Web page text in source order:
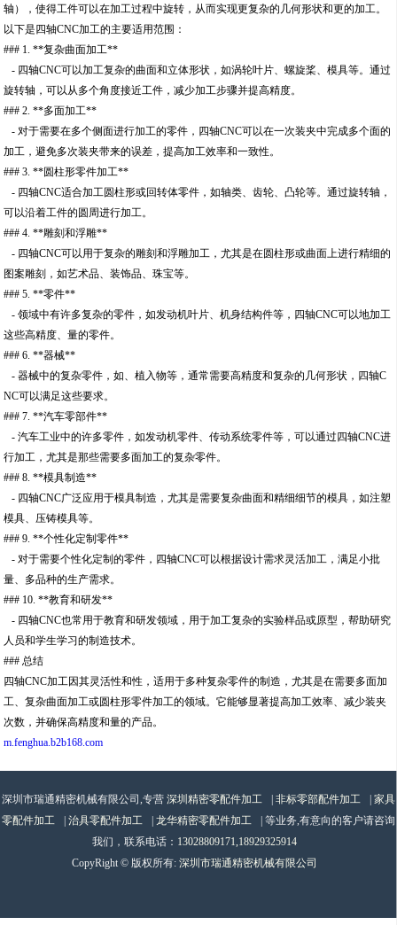
轴），使得工件可以在加工过程中旋转，从而实现更复杂的几何形状和更的加工。
以下是四轴CNC加工的主要适用范围：
### 1. **复杂曲面加工**
- 四轴CNC可以加工复杂的曲面和立体形状，如涡轮叶片、螺旋桨、模具等。通过
旋转轴，可以从多个角度接近工件，减少加工步骤并提高精度。
### 2. **多面加工**
- 对于需要在多个侧面进行加工的零件，四轴CNC可以在一次装夹中完成多个面的
加工，避免多次装夹带来的误差，提高加工效率和一致性。
### 3. **圆柱形零件加工**
- 四轴CNC适合加工圆柱形或回转体零件，如轴类、齿轮、凸轮等。通过旋转轴，
可以沿着工件的圆周进行加工。
### 4. **雕刻和浮雕**
- 四轴CNC可以用于复杂的雕刻和浮雕加工，尤其是在圆柱形或曲面上进行精细的
图案雕刻，如艺术品、装饰品、珠宝等。
### 5. **零件**
- 领域中有许多复杂的零件，如发动机叶片、机身结构件等，四轴CNC可以地加工
这些高精度、量的零件。
### 6. **器械**
- 器械中的复杂零件，如、植入物等，通常需要高精度和复杂的几何形状，四轴C
NC可以满足这些要求。
### 7. **汽车零部件**
- 汽车工业中的许多零件，如发动机零件、传动系统零件等，可以通过四轴CNC进
行加工，尤其是那些需要多面加工的复杂零件。
### 8. **模具制造**
- 四轴CNC广泛应用于模具制造，尤其是需要复杂曲面和精细细节的模具，如注塑
模具、压铸模具等。
### 9. **个性化定制零件**
- 对于需要个性化定制的零件，四轴CNC可以根据设计需求灵活加工，满足小批
量、多品种的生产需求。
### 10. **教育和研发**
- 四轴CNC也常用于教育和研发领域，用于加工复杂的实验样品或原型，帮助研究
人员和学生学习的制造技术。
### 总结
四轴CNC加工因其灵活性和性，适用于多种复杂零件的制造，尤其是在需要多面加
工、复杂曲面加工或圆柱形零件加工的领域。它能够显著提高加工效率、减少装夹
次数，并确保高精度和量的产品。
m.fenghua.b2b168.com
深圳市瑞通精密机械有限公司,专营 深圳精密零配件加工 非标零部配件加工
家具
零配件加工
治具零配件加工 龙华精密零配件加工
| 等业务,有意向的客户请咨询
我们，联系电话： 13028809171,18929325914
CopyRight © 版权所有: 深圳市瑞通精密机械有限公司